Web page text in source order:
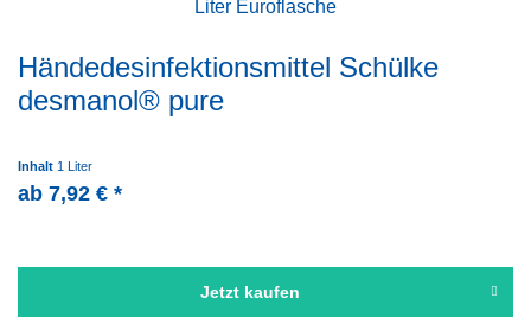
Händedesinfektionsmittel Schülke
desmanol® pure
Inhalt 1 Liter
ab 7,92 € *
Jetzt kaufen